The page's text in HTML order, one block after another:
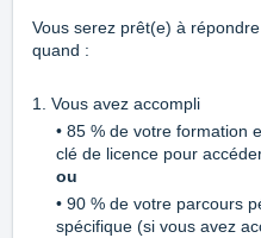
Vous serez prêt(e) à
quand :
1. Vous avez accompli
• 85 % de votre formation
clé de licence pour
ou
• 90 % de votre parcours
spécifique (si vous avez